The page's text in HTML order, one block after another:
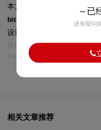
本文标题和链接
现代而又充
https://logo9.net/works/
设计及本链接!
如有内容侵犯您的合法权益，请
Email:75696531@qq.com，我们
相关文章推荐
～已
还有疑问